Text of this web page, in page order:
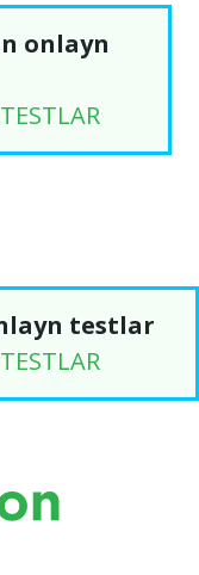
onlayn
testlar